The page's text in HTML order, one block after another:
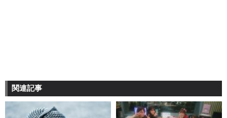
関連記事